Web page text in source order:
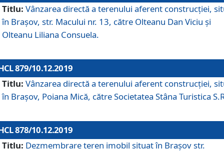
Titlu: Vânzarea directă a terenului aferent construcției,
în Brașov, str. Macului nr. 13, către Olteanu Dan Viciu și
Olteanu Liliana Consuela.
879/10.12.2019
Titlu: Vânzarea directă a terenului aferent construcției,
în Brașov, Poiana Mică, către Societatea Stâna Turistica
878/10.12.2019
Titlu: Dezmembrare teren imobil situat în Brașov str.